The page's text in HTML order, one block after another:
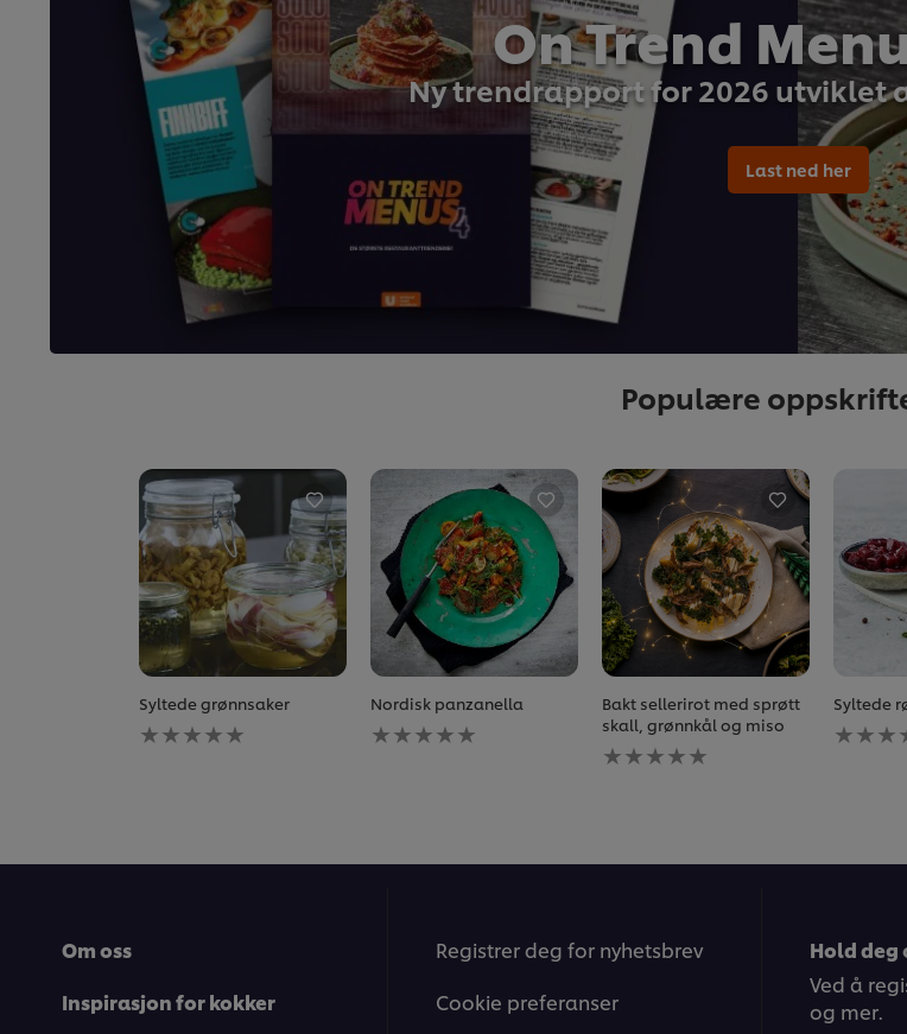
On Trend
Ny trendrapport for 2026 utviklet
Last ned her
Populære
Syltede grønnsaker
Ingen
vurderinger
Nordisk panzanella
Ingen
vurderinger
Bakt sellerirot med sprøtt
skall, grønnkål og miso
Ingen
vurderinger
Syltede
Ingen
Om oss
Inspirasjon for kokker
Registrer deg for nyhetsbrev
Cookie preferanser
Hold deg
Ved å
og mer.